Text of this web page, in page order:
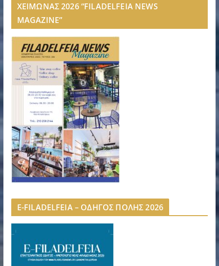
ΧΕΙΜΩΝΑΣ 2026 “FILADELFEIA NEWS
MAGAZINE”
E-FILADELFEIA – ΟΔΗΓΟΣ ΠΟΛΗΣ 2026